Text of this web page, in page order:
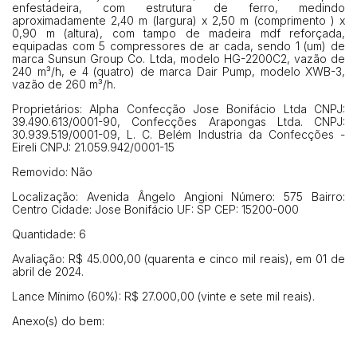
enfestadeira, com estrutura de ferro, medindo
aproximadamente 2,40 m (largura) x 2,50 m (comprimento ) x
0,90 m (altura), com tampo de madeira mdf reforçada,
equipadas com 5 compressores de ar cada, sendo 1 (um) de
marca Sunsun Group Co. Ltda, modelo HG-2200C2, vazão de
240 m³/h, e 4 (quatro) de marca Dair Pump, modelo XWB-3,
vazão de 260 m³/h.
Proprietários: Alpha Confecção Jose Bonifácio Ltda CNPJ:
39.490.613/0001-90, Confecções Arapongas Ltda. CNPJ:
30.939.519/0001-09, L. C. Belém Industria da Confecções -
Eireli CNPJ: 21.059.942/0001-15
Removido: Não
Localização: Avenida Ângelo Angioni Número: 575 Bairro:
Centro Cidade: Jose Bonifácio UF: SP CEP: 15200-000
Quantidade: 6
Avaliação: R$ 45.000,00 (quarenta e cinco mil reais), em 01 de
abril de 2024.
Lance Mínimo (60%): R$ 27.000,00 (vinte e sete mil reais).
Anexo(s) do bem:
Envie sua Proposta
(Art. 895, CPC)
Histórico de Propostas
Data
14/04/2025 18:43:11 TIAGOFELIPE R$ 1,00
14/04/2025 18:43:11 TIAGOFELIPE R$ 1,00
14/04/2025 18:43:11
Clique aqui para fazer login
Habilite-se para efetuar lances ou
propostas